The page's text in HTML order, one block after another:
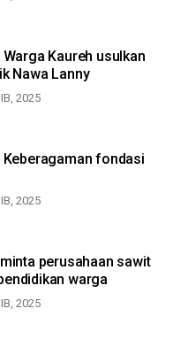
Kaureh usulkan
Nawa Lanny
2025
Keberagaman fondasi
2025
perusahaan sawit
warga
2025